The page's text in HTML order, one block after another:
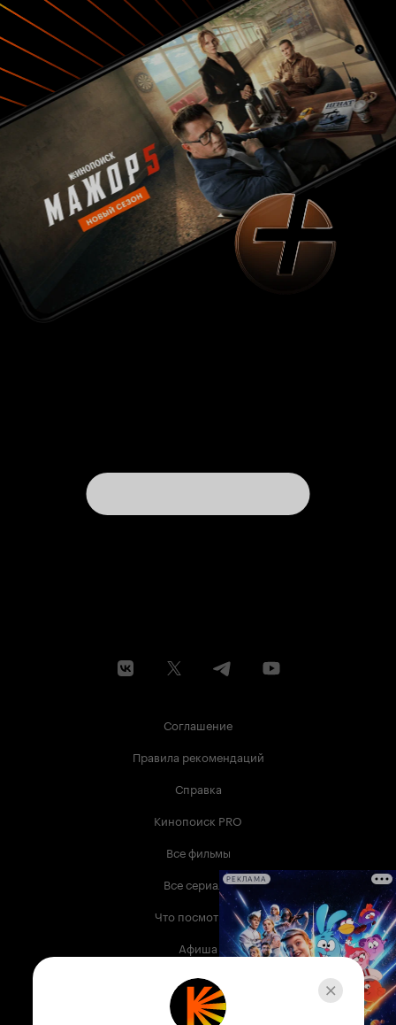
Соглашение
Правила рекомендаций
Справка
Кинопоиск PRO
Все фильмы
Все сериалы
Что посмотреть
Афиша
Музыка
Телепрограмма
РЕКЛАМА